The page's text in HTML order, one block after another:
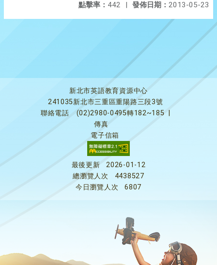
發佈日期： 2013-05-23
點擊率： 442 |
新北市英語教育資源中心
241035新北市三重區重陽路三段3號
聯絡電話
(02)2980-0495轉182~185
傳真
電子信箱
最後更新
2026-01-12
總瀏覽人次
4438527
今日瀏覽人次
6807